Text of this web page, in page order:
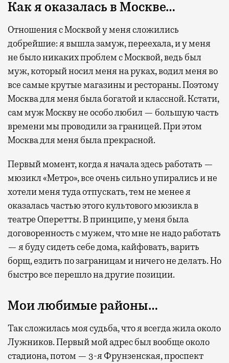
Как я оказалась в Москве…
Отношения с Москвой у меня сложились
добрейшие: я вышла замуж, переехала, и у меня
не было никаких проблем с Москвой, ведь был
муж, который носил меня на руках, водил меня во
все самые крутые магазины и рестораны. Поэтому
Москва для меня была богатой и классной. Кстати,
сам муж Москву не особо любил — большую часть
времени мы проводили за границей. При этом
Москва для меня была прекрасной.
Первый момент, когда я начала здесь работать —
мюзикл «Метро», все очень сильно упирались и не
хотели меня туда отпускать, тем не менее я
оказалась частью этого культового мюзикла в
театре Оперетты. В принципе, у меня была
договоренность с мужем, что мне не надо работать
— я буду сидеть себе дома, кайфовать, варить
борщ, ездить по заграницам и ничего не делать. Но
быстро все перешло на другие позиции.
Мои любимые районы…
Так сложилась моя судьба, что я всегда жила около
Лужников. Первый мой адрес был вообще около
стадиона, потом — 3-я Фрунзенская, проспект